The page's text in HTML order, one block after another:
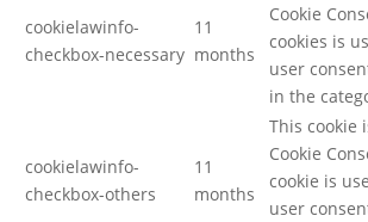
cookielawinfo-
checkbox-necessary
11
months
Cookie
cookies is
user
in the
cookielawinfo-
checkbox-others
11
months
This cookie
Cookie
cookie is
user